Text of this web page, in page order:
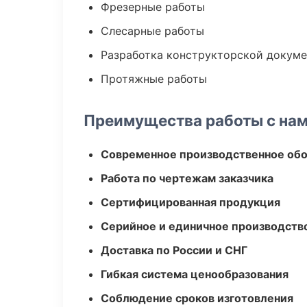
Фрезерные работы
Слесарные работы
Разработка конструкторской
Протяжные работы
Преимущества работы с
Современное производственное
Работа по чертежам заказчика
Сертифицированная продукция
Серийное и единичное
Доставка по России и СНГ
Гибкая система ценообразования
Соблюдение сроков изготовления